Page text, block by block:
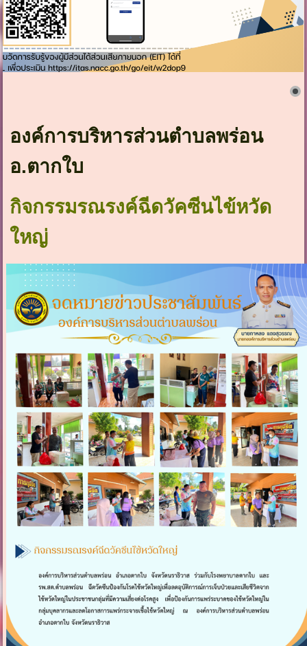
องค์การบริหารส่วนตำบลพร่อน
อ.ตากใบ
กิจกรรมรณรงค์ฉีดวัคซีนไข้หวัด
ใหญ่